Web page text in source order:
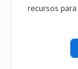
recursos